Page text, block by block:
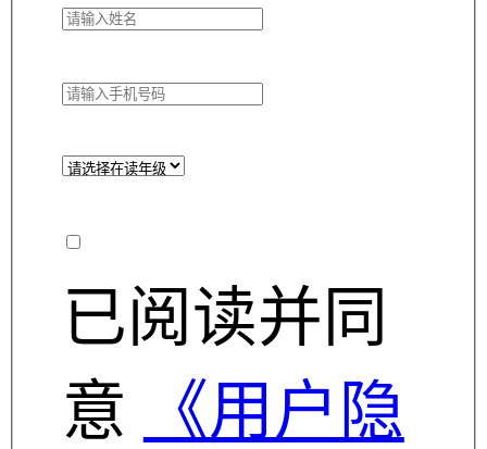
已阅读并同
意
《用户隐